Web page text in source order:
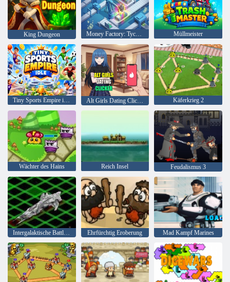
King Dungeon Money Factory: Tycoon Idle Game Müllmeister
Tiny Sports Empire im Leerlauf Alt Girls Dating Clicker Käferkrieg 2
Wächter des Hains Reich Insel Feudalismus 3
Ehrfürchtig Eroberung Mad Kampf Marines